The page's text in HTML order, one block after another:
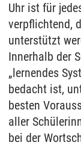
Uhr ist für
verpflichtend,
unterstützt
Innerhalb der
„lernendes
bedacht ist,
besten
aller
bei der